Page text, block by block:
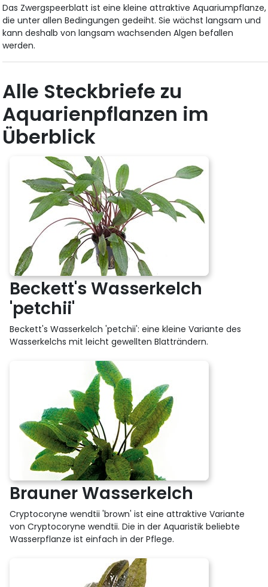
Das Zwergspeerblatt ist eine kleine attraktive Aquariumpflanze,
die unter allen Bedingungen gedeiht. Sie wächst langsam und
kann deshalb von langsam wachsenden Algen befallen
werden.
Alle Steckbriefe zu
Aquarienpflanzen im
Überblick
Beckett's Wasserkelch
'petchii'
Beckett's Wasserkelch 'petchii': eine kleine Variante des
Wasserkelchs mit leicht gewellten Blatträndern.
Brauner Wasserkelch
Cryptocoryne wendtii 'brown' ist eine attraktive Variante
von Cryptocoryne wendtii. Die in der Aquaristik beliebte
Wasserpflanze ist einfach in der Pflege.